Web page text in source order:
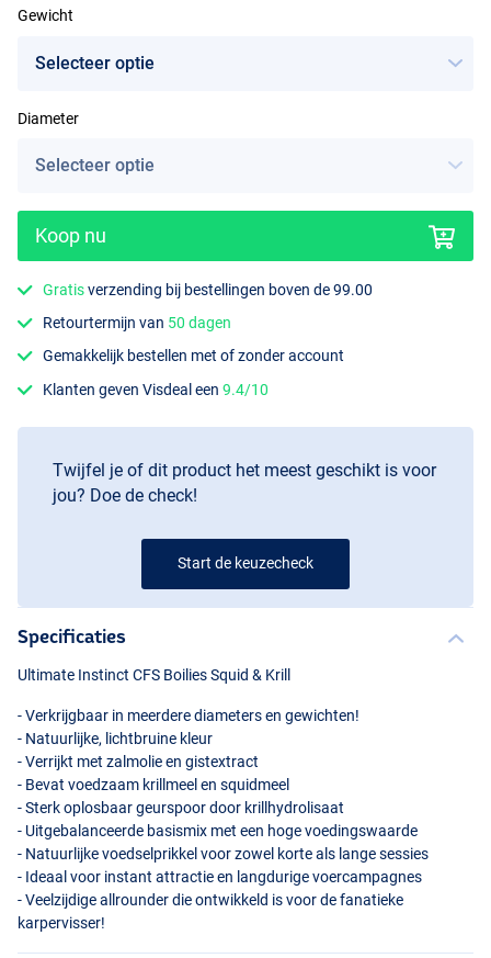
Gewicht
Diameter
Koop nu
Gratisverzending bij bestellingen boven de 99.00
Retourtermijn van 50 dagen
Gemakkelijk bestellen met of zonder account
Klanten geven Visdeal een9.4/10
Twijfel je of dit product het meest geschikt is voor
jou? Doe de check!
Start de keuzecheck
Specificaties
Ultimate Instinct CFS Boilies Squid & Krill
- Verkrijgbaar in meerdere diameters en gewichten!
- Natuurlijke, lichtbruine kleur
- Verrijkt met zalmolie en gistextract
- Bevat voedzaam krillmeel en squidmeel
- Sterk oplosbaar geurspoor door krillhydrolisaat
- Uitgebalanceerde basismix met een hoge voedingswaarde
- Natuurlijke voedselprikkel voor zowel korte als lange sessies
- Ideaal voor instant attractie en langdurige voercampagnes
- Veelzijdige allrounder die ontwikkeld is voor de fanatieke
karpervisser!